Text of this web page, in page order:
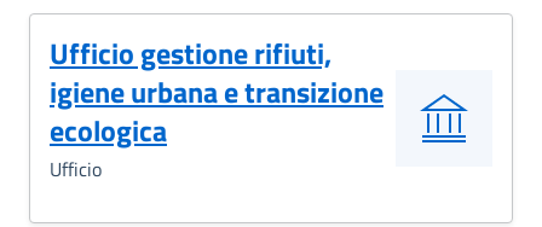
Ufficio gestione rifiuti,
igiene urbana e transizione
ecologica
Ufficio